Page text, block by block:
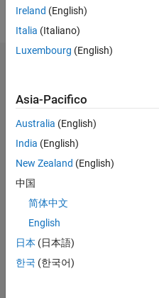
Messaggio
Statistica
M…
CONTRIBUTI
-2
-1 2
3
Ireland (English)
Italia (Italiano)
Luxembourg (English)
Asia-Pacifico
Australia (English)
India (English)
New Zealand (English)
中国
简体中文
English
日本 (日本語)
한국 (한국어)